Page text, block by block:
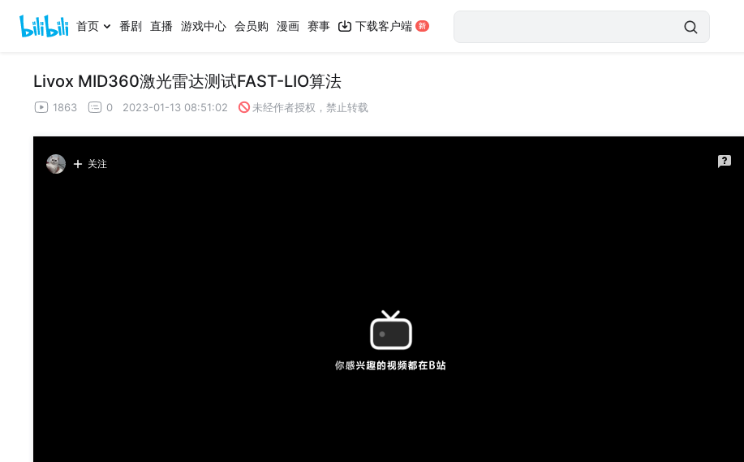
首页 番剧 直播 游戏中心 会员购 漫画 赛事 下载客户端
Livox MID360激光雷达测试FAST-LIO算法
1863 0 2023-01-13 08:51:02 未经作者授权，禁止转载
关注